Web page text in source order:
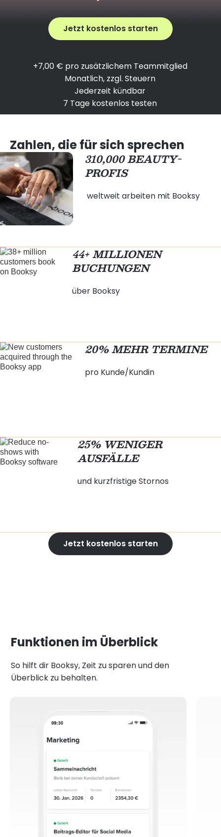
Jetzt kostenlos starten
+7,00 € pro zusätzlichem Teammitglied
Monatlich, zzgl. Steuern
Jederzeit kündbar
7 Tage kostenlos testen
Zahlen, die für sich sprechen
310,000 BEAUTY-
PROFIS
weltweit arbeiten mit Booksy
44+ MILLIONEN
BUCHUNGEN
über Booksy
20% MEHR TERMINE
pro Kunde/Kundin
25% WENIGER
AUSFÄLLE
und kurzfristige Stornos
Jetzt kostenlos starten
Funktionen im Überblick
So hilft dir Booksy, Zeit zu sparen und den
Überblick zu behalten.